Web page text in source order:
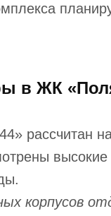
в ЖК
рассчитан
высокие
корпусов